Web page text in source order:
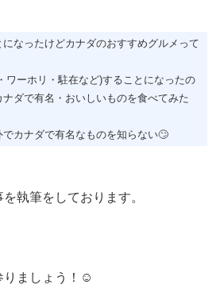
なったけどカナダのおすすめグルメって
ワーホリ・駐在など)することになったの
ダで有名・おいしいものを食べてみた
カナダで有名なものを知らない🙄
執筆をしております。
りましょう！☺